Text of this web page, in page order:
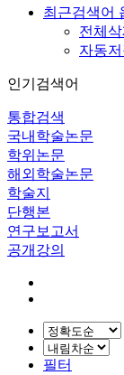
최근검색어
전체삭
자동저
인기검색어
통합검색
국내학술논문
학위논문
해외학술논문
학술지
단행본
연구보고서
공개강의
필터